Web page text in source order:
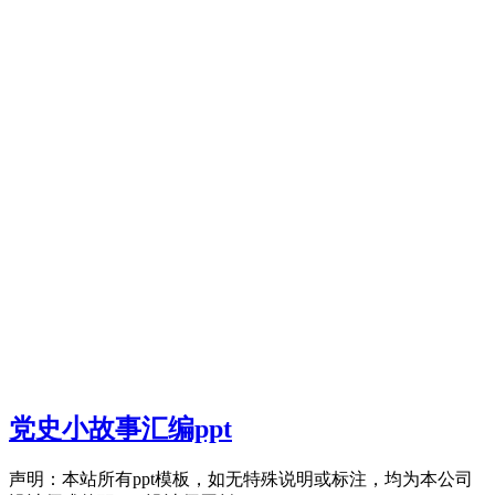
党史小故事汇编ppt
声明：本站所有ppt模板，如无特殊说明或标注，均为本公司